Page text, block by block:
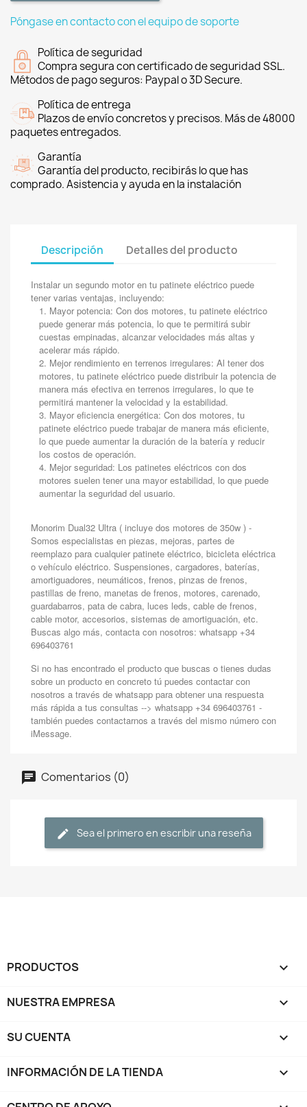
Póngase en contacto con el equipo de soporte
Política de seguridad
Compra segura con certificado de seguridad SSL.
Métodos de pago seguros: Paypal o 3D Secure.
Política de entrega
Plazos de envío concretos y precisos. Más de 48000
paquetes entregados.
Garantía
Garantía del producto, recibirás lo que has
comprado. Asistencia y ayuda en la instalación
Descripción Detalles del producto
Instalar un segundo motor en tu patinete eléctrico puede
tener varias ventajas, incluyendo:
Mayor potencia: Con dos motores, tu patinete eléctrico
puede generar más potencia, lo que te permitirá subir
cuestas empinadas, alcanzar velocidades más altas y
acelerar más rápido.
Mejor rendimiento en terrenos irregulares: Al tener dos
motores, tu patinete eléctrico puede distribuir la potencia de
manera más efectiva en terrenos irregulares, lo que te
permitirá mantener la velocidad y la estabilidad.
Mayor eficiencia energética: Con dos motores, tu
patinete eléctrico puede trabajar de manera más eficiente,
lo que puede aumentar la duración de la batería y reducir
los costos de operación.
Mejor seguridad: Los patinetes eléctricos con dos
motores suelen tener una mayor estabilidad, lo que puede
aumentar la seguridad del usuario.
Monorim Dual32 Ultra ( incluye dos motores de 350w ) -
Somos especialistas en piezas, mejoras, partes de
reemplazo para cualquier patinete eléctrico, bicicleta eléctrica
o vehículo eléctrico. Suspensiones, cargadores, baterías,
amortiguadores, neumáticos, frenos, pinzas de frenos,
pastillas de freno, manetas de frenos, motores, carenado,
guardabarros, pata de cabra, luces leds, cable de frenos,
cable motor, accesorios, sistemas de amortiguación, etc.
Buscas algo más, contacta con nosotros: whatsapp +34
696403761
Si no has encontrado el producto que buscas o tienes dudas
sobre un producto en concreto tú puedes contactar con
nosotros a través de whatsapp para obtener una respuesta
más rápida a tus consultas --> whatsapp +34 696403761 -
también puedes contactarnos a través del mismo número con
iMessage.
Comentarios (0)
Sea el primero en escribir una reseña
PRODUCTOS 
NUESTRA EMPRESA 
SU CUENTA 
INFORMACIÓN DE LA TIENDA keyboard_arrow_down